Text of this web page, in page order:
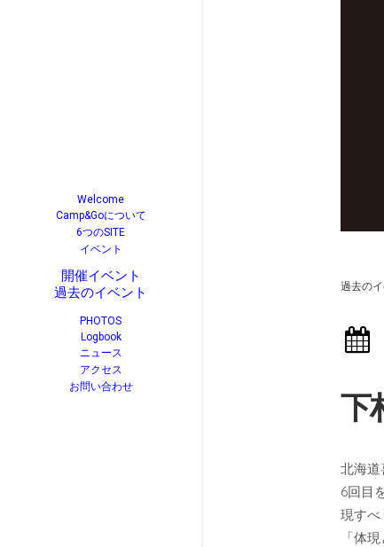
Welcome
Camp&Goについて
6つのSITE
イベント
開催イベント
過去のイベント
PHOTOS
Logbook
ニュース
アクセス
お問い合わせ
過去の
下
北海道
6回目
現すべ
「体